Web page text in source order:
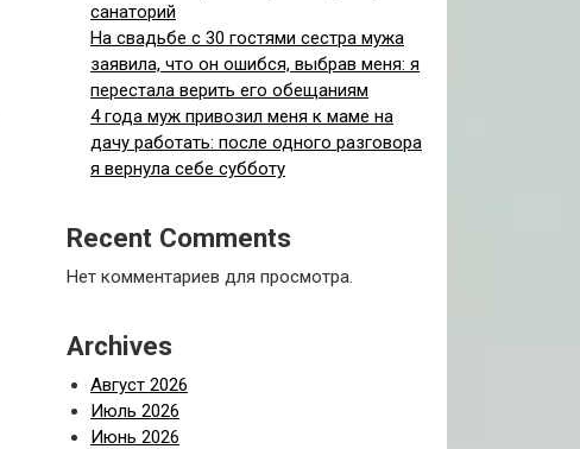
санаторий
На свадьбе с 30 гостями сестра мужа
заявила, что он ошибся, выбрав меня: я
перестала верить его обещаниям
4 года муж привозил меня к маме на
дачу работать: после одного разговора
я вернула себе субботу
Recent Comments
Нет комментариев для просмотра.
Archives
Август 2026
Июль 2026
Июнь 2026